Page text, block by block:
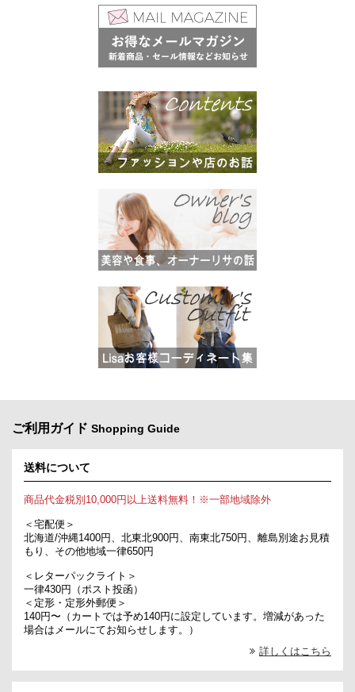
ご利用ガイド Shopping Guide
送料について
商品代金税別10,000円以上送料無料！※一部地域除外
＜宅配便＞
北海道/沖縄1400円、北東北900円、南東北750円、離島別途お見積
もり、その他地域一律650円
＜レターパックライト＞
一律430円（ポスト投函）
＜定形・定形外郵便＞
140円〜（カートでは予め140円に設定しています。増減があった
場合はメールにてお知らせします。）
詳しくはこちら